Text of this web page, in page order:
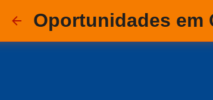
Oportunidades em